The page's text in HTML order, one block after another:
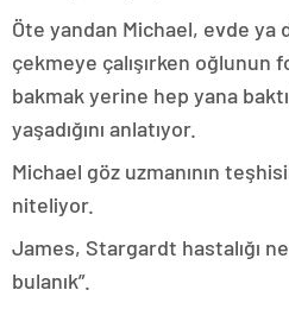
Öte yandan Michael, evde
çekmeye çalışırken oğlunun
bakmak yerine hep yana
yaşadığını anlatıyor.
Michael göz uzmanının
niteliyor.
James, Stargardt hastalığı
bulanık”.